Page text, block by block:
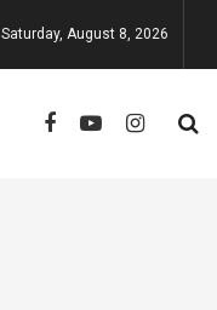
Saturday, August 8, 2026